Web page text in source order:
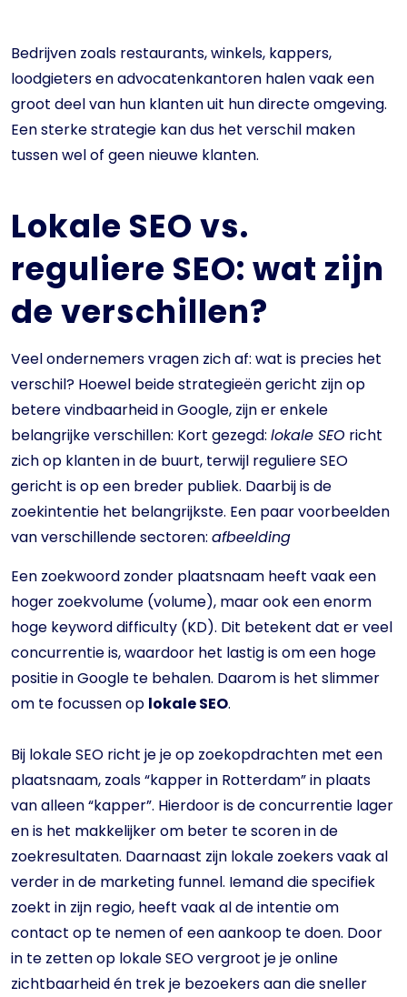
Bedrijven zoals restaurants, winkels, kappers,
loodgieters en advocatenkantoren halen vaak een
groot deel van hun klanten uit hun directe omgeving.
Een sterke strategie kan dus het verschil maken
tussen wel of geen nieuwe klanten.
Lokale SEO vs.
reguliere SEO: wat zijn
de verschillen?
Veel ondernemers vragen zich af: wat is precies het
verschil? Hoewel beide strategieën gericht zijn op
betere vindbaarheid in Google, zijn er enkele
belangrijke verschillen: Kort gezegd: lokale SEO richt
zich op klanten in de buurt, terwijl reguliere SEO
gericht is op een breder publiek. Daarbij is de
zoekintentie het belangrijkste. Een paar voorbeelden
van verschillende sectoren: afbeelding
Een zoekwoord zonder plaatsnaam heeft vaak een
hoger zoekvolume (volume), maar ook een enorm
hoge keyword difficulty (KD). Dit betekent dat er veel
concurrentie is, waardoor het lastig is om een hoge
positie in Google te behalen. Daarom is het slimmer
om te focussen op lokale SEO.
Bij lokale SEO richt je je op zoekopdrachten met een
plaatsnaam, zoals “kapper in Rotterdam” in plaats
van alleen “kapper”. Hierdoor is de concurrentie lager
en is het makkelijker om beter te scoren in de
zoekresultaten. Daarnaast zijn lokale zoekers vaak al
verder in de marketing funnel. Iemand die specifiek
zoekt in zijn regio, heeft vaak al de intentie om
contact op te nemen of een aankoop te doen. Door
in te zetten op lokale SEO vergroot je je online
zichtbaarheid én trek je bezoekers aan die sneller